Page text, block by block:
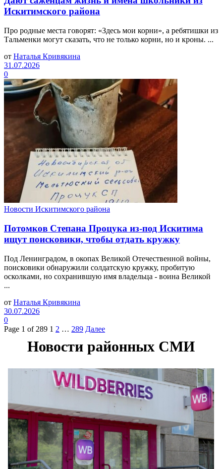
Искитимского района
Про родные места говорят: «Здесь мои корни», а ребятишки из
Тальменки могут сказать, что не только корни, но и кроны. ...
от Наталья Кривякина
31.07.2026
0
Новости Искитимского района
Потомков Степана Процука из-под Искитима
ищут поисковики, чтобы отдать кружку
Под Ленинградом, в окопах Великой Отечественной войны,
поисковики обнаружили солдатскую кружку, пробитую
осколками, но сохранившую имя владельца - воина Великой
...
от Наталья Кривякина
30.07.2026
0
Page 1 of 289 1 2 … 289 Далее